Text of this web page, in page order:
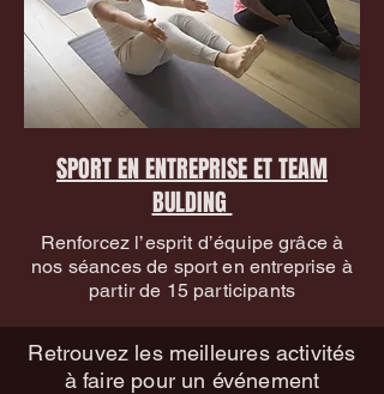
SPORT EN ENTREPRISE ET TEAM
BULDING
Renforcez l’esprit d’équipe grâce à
nos séances de sport en entreprise à
partir de 15 participants
Retrouvez les meilleures activités
à faire pour un événement